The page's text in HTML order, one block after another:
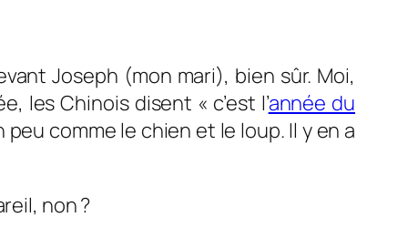
Joseph (mon mari), bien sûr. Moi,
les Chinois disent « c’est l’année du
comme le chien et le loup. Il y en a
non ?